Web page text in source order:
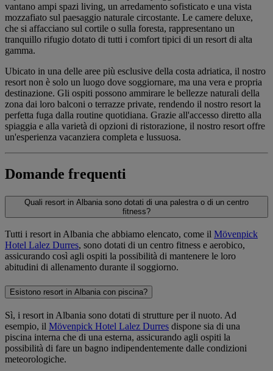
vantano ampi spazi living, un arredamento sofisticato e una vista
mozzafiato sul paesaggio naturale circostante. Le camere deluxe,
che si affacciano sul cortile o sulla foresta, rappresentano un
tranquillo rifugio dotato di tutti i comfort tipici di un resort di alta
gamma.
Ubicato in una delle aree più esclusive della costa adriatica, il nostro
resort non è solo un luogo dove soggiornare, ma una vera e propria
destinazione. Gli ospiti possono ammirare le bellezze naturali della
zona dai loro balconi o terrazze private, rendendo il nostro resort la
perfetta fuga dalla routine quotidiana. Grazie all'accesso diretto alla
spiaggia e alla varietà di opzioni di ristorazione, il nostro resort offre
un'esperienza vacanziera completa e lussuosa.
Domande frequenti
Quali resort in Albania sono dotati di una palestra o di un centro
fitness?
Tutti i resort in Albania che abbiamo elencato, come il Mövenpick
Hotel Lalez Durres, sono dotati di un centro fitness e aerobico,
assicurando così agli ospiti la possibilità di mantenere le loro
abitudini di allenamento durante il soggiorno.
Esistono resort in Albania con piscina?
Sì, i resort in Albania sono dotati di strutture per il nuoto. Ad
esempio, il Mövenpick Hotel Lalez Durres dispone sia di una
piscina interna che di una esterna, assicurando agli ospiti la
possibilità di fare un bagno indipendentemente dalle condizioni
meteorologiche.